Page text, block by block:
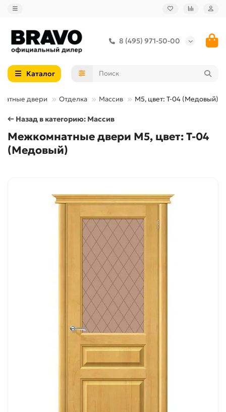
8 (495) 971-50-00
Каталог
двери Отделка Массив М5, цвет: Т-04 (Медовый)
← Назад в категорию: Массив
Межкомнатные двери М5, цвет: Т-04
(Медовый)